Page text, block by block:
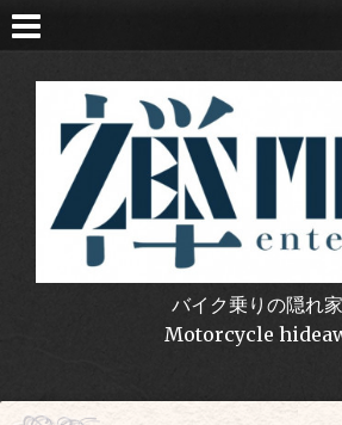
バイク乗りの隠れ家
Motorcycle